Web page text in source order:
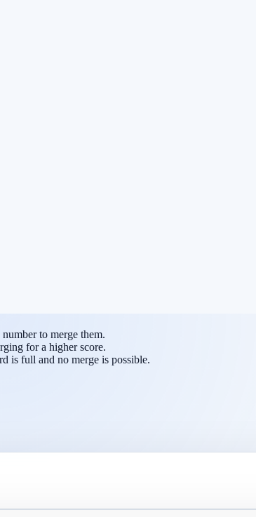
to merge them.
for a higher score.
is full and no merge is possible.